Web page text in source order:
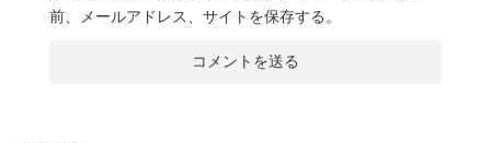
前、メールアドレス、サイトを保存する。